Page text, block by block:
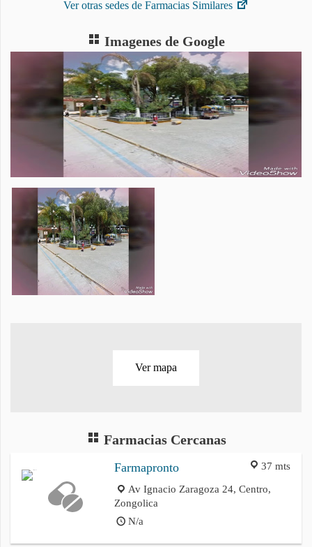
Ver otras sedes de Farmacias Similares
Imagenes de Google
Ver mapa
Farmacias Cercanas
37 mts
Farmapronto
Av Ignacio Zaragoza 24, Centro,
Zongolica
N/a